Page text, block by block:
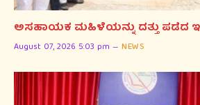
ಅಸಹಾಯಕ ಮಹಿಳೆಯನ್ನು ದತ್ತು ಪಡೆದ
August 07, 2026 5:03 pm NEWS